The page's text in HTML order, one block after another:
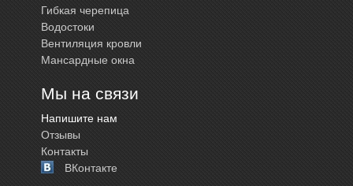
Гибкая черепица
Водостоки
Вентиляция кровли
Мансардные окна
Мы на связи
Напишите нам
Отзывы
Контакты
ВКонтакте